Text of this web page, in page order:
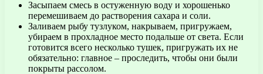
Засыпаем смесь в остуженную воду и хорошенько
перемешиваем до растворения сахара и соли.
Заливаем рыбу тузлуком, накрываем, пригружаем,
убираем в прохладное место подальше от света. Если
готовится всего несколько тушек, пригружать их не
обязательно: главное – проследить, чтобы они были
покрыты рассолом.